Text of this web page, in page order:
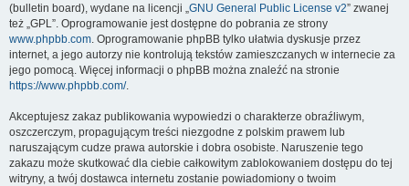
(bulletin board), wydane na licencji „GNU General Public License v2” zwanej
też „GPL”. Oprogramowanie jest dostępne do pobrania ze strony
www.phpbb.com. Oprogramowanie phpBB tylko ułatwia dyskusje przez
internet, a jego autorzy nie kontrolują tekstów zamieszczanych w internecie za
jego pomocą. Więcej informacji o phpBB można znaleźć na stronie
https://www.phpbb.com/.
Akceptujesz zakaz publikowania wypowiedzi o charakterze obraźliwym,
oszczerczym, propagującym treści niezgodne z polskim prawem lub
naruszającym cudze prawa autorskie i dobra osobiste. Naruszenie tego
zakazu może skutkować dla ciebie całkowitym zablokowaniem dostępu do tej
witryny, a twój dostawca internetu zostanie powiadomiony o twoim